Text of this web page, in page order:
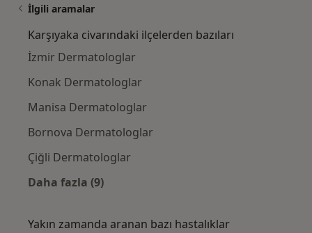
İlgili aramalar
Karşıyaka civarındaki ilçelerden bazıları
İzmir Dermatologlar
Konak Dermatologlar
Manisa Dermatologlar
Bornova Dermatologlar
Çiğli Dermatologlar
Daha fazla (9)
Yakın zamanda aranan bazı hastalıklar